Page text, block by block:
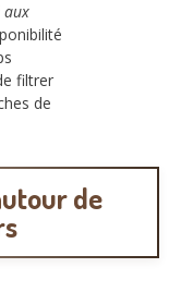
aux
filtrer
de
de